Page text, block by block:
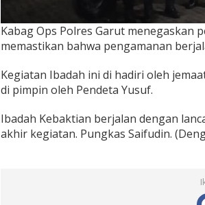
Kabag Ops Polres Garut menegaskan
memastikan bahwa pengamanan
Kegiatan Ibadah ini di hadiri oleh
di pimpin oleh Pendeta Yusuf.
Ibadah Kebaktian berjalan dengan
akhir kegiatan. Pungkas Saifudin.